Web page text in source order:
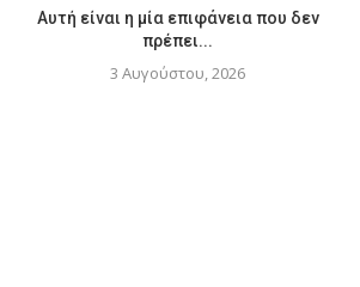
Αυτή είναι η μία επιφάνεια που δεν
πρέπει...
3 Αυγούστου, 2026